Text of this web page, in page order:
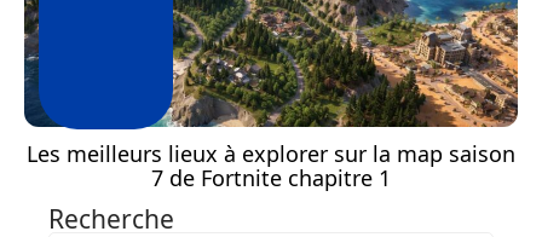
Les meilleurs lieux à explorer sur la map saison
7 de Fortnite chapitre 1
Recherche